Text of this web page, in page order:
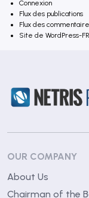
Connexion
Flux des publications
Flux des
Site de WordPress-FR
OUR COMPANY
About Us
Chairman of the